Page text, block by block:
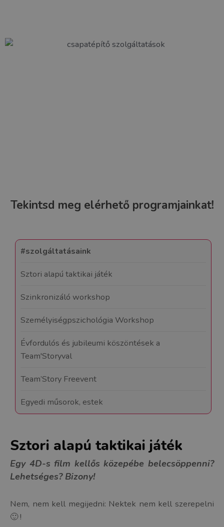
Tekintsd meg elérhető programjainkat!
#szolgáltatásaink
Sztori alapú taktikai játék
Szinkronizáló workshop
Személyiségpszichológia Workshop
Évfordulós és jubileumi köszöntések a
Team'Storyval
Team’Story Freevent
Egyedi műsorok, estek
Sztori alapú taktikai játék
Egy 4D-s film kellős közepébe belecsöppenni?
Lehetséges? Bizony!
Nem, nem kell megijedni: Nektek nem kell szerepelni
🙂 !